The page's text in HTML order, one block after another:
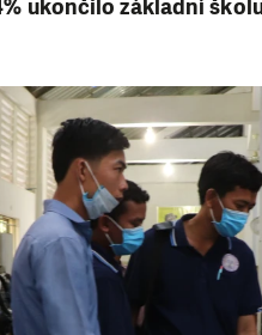
ukončilo základní